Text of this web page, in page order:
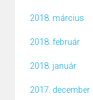
2018. március
2018. február
2018. január
2017. december